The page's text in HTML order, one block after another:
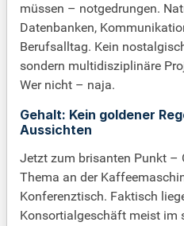
müssen – notgedrungen.
Datenbanken,
Berufsalltag. Kein
sondern multidisziplinäre
Wer nicht – naja.
Gehalt: Kein goldener
Aussichten
Jetzt zum brisanten Punkt –
Thema an der
Konferenztisch. Faktisch
Konsortialgeschäft meist im